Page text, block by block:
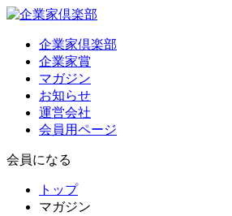
企業家倶楽部
企業家賞
マガジン
お知らせ
運営会社
会員用ページ
会員になる
トップ
マガジン